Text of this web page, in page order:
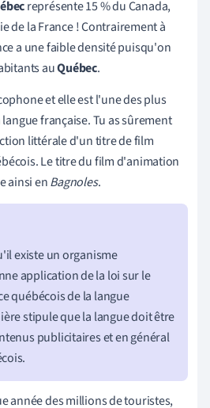
représente 15 % du Canada,
de la France ! Contrairement à
a une faible densité puisqu'on
auQuébec.
et elle est l'une des plus
française. Tu as sûrement
littérale d'un titre de film
Le titre du film d'animation
ainsi enBagnoles.
existe un organisme
application de la loi sur le
québécois de la langue
stipule que la langue doit être
publicitaires et en général
année des millions de touristes,